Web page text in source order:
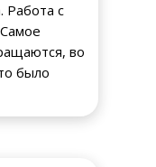
Работа с
во
было